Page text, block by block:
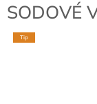
SODOVÉ
Tip